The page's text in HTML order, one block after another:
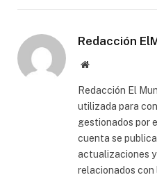
Redacción
Sitio
Redacción El
utilizada para
gestionados por
cuenta se
actualizaciones
relacionados con